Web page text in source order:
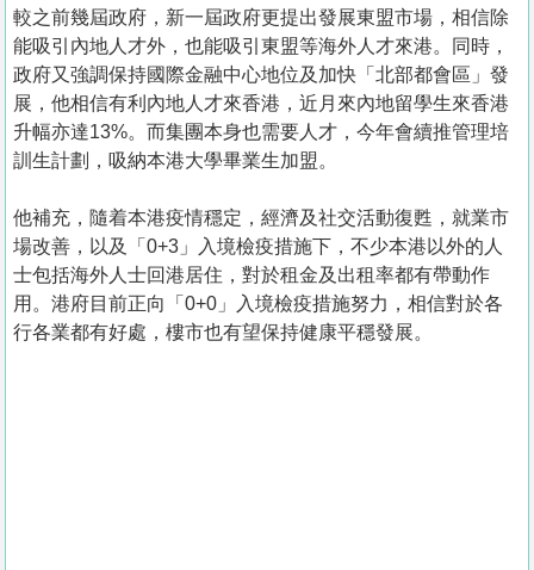
較之前幾屆政府，新一屆政府更提出發展東盟市場，相信除
能吸引內地人才外，也能吸引東盟等海外人才來港。同時，
政府又強調保持國際金融中心地位及加快「北部都會區」發
展，他相信有利內地人才來香港，近月來內地留學生來香港
升幅亦達13%。而集團本身也需要人才，今年會續推管理培
訓生計劃，吸納本港大學畢業生加盟。
他補充，隨着本港疫情穩定，經濟及社交活動復甦，就業市
場改善，以及「0+3」入境檢疫措施下，不少本港以外的人
士包括海外人士回港居住，對於租金及出租率都有帶動作
用。港府目前正向「0+0」入境檢疫措施努力，相信對於各
行各業都有好處，樓市也有望保持健康平穩發展。